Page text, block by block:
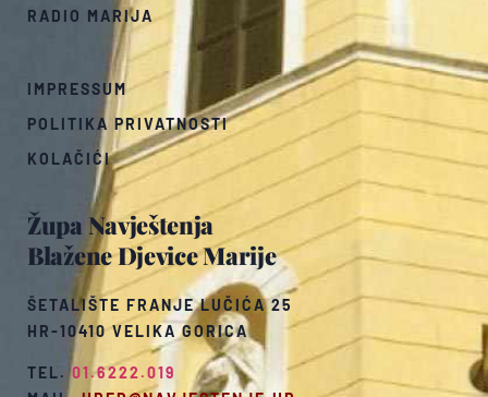
Župa Navještenja
Blažene Djevice Marije
ŠETALIŠTE FRANJE LUČIĆA 25
HR-10410 VELIKA GORICA
TEL.01.6222.019
RADIO MARIJA
IMPRESSUM
POLITIKA PRIVATNOSTI
KOLAČIĆI